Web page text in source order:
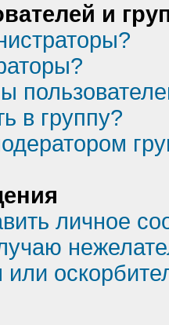
и
в группу?
личное